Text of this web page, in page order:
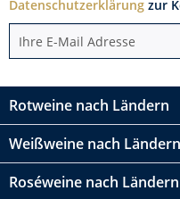
Datenschutzerklärung zur
Rotweine nach Ländern
Weißweine nach Ländern
Roséweine nach Ländern